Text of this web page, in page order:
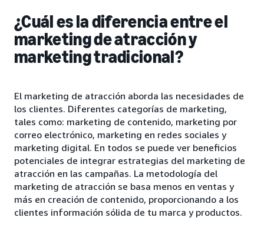
¿Cuál es la diferencia entre el
marketing de atracción y
marketing tradicional?
El marketing de atracción aborda las necesidades de
los clientes. Diferentes categorías de marketing,
tales como: marketing de contenido, marketing por
correo electrónico, marketing en redes sociales y
marketing digital. En todos se puede ver beneficios
potenciales de integrar estrategias del marketing de
atracción en las campañas. La metodología del
marketing de atracción se basa menos en ventas y
más en creación de contenido, proporcionando a los
clientes información sólida de tu marca y productos.